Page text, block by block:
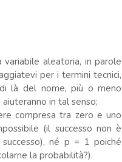
aleatoria, in parole
per i termini tecnici,
là del nome, più o meno
in tal senso;
compresa tra zero e uno
(il successo non è
né p = 1 poiché
la probabilità?).